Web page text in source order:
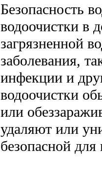
Безопасность
водоочистки в
загрязненной
заболевания,
инфекции и
водоочистки
или
удаляют или
безопасной